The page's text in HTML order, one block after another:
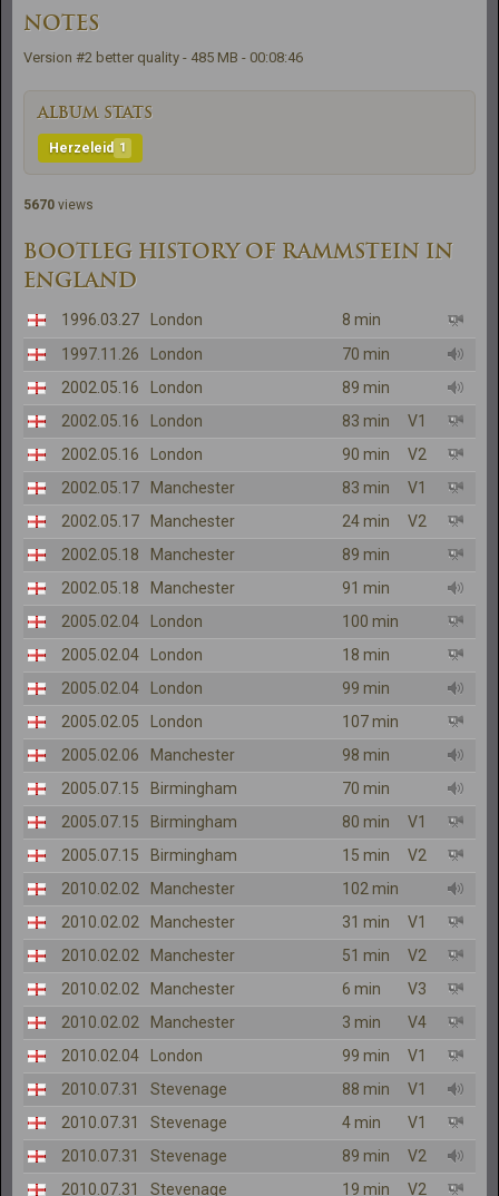
NOTES
Version #2 better quality - 485 MB - 00:08:46
ALBUM STATS
Herzeleid 1
5670 views
BOOTLEG HISTORY OF RAMMSTEIN IN
ENGLAND
1996.03.27 London
8 min
1997.11.26
London
70 min
2002.05.16
London
89 min
2002.05.16
London 83 min
V1
2002.05.16
London 90 min
V2
2002.05.17
Manchester 83 min
V1
2002.05.17
Manchester 24 min
V2
2002.05.18
Manchester
89 min
2002.05.18
Manchester
91 min
2005.02.04
London
100 min
2005.02.04
London
18 min
2005.02.04
London
99 min
2005.02.05
London
107 min
2005.02.06
Manchester
98 min
2005.07.15
Birmingham
70 min
2005.07.15
Birmingham 80 min
V1
2005.07.15
Birmingham 15 min
V2
2010.02.02
Manchester
102 min
2010.02.02
Manchester 31 min
V1
2010.02.02
Manchester 51 min
V2
2010.02.02
Manchester 6 min
V3
2010.02.02
Manchester 3 min
V4
2010.02.04
London 99 min
V1
2010.07.31
Stevenage 88 min
V1
2010.07.31
Stevenage 4 min
V1
2010.07.31
Stevenage 89 min
V2
2010.07.31
Stevenage 19 min V2